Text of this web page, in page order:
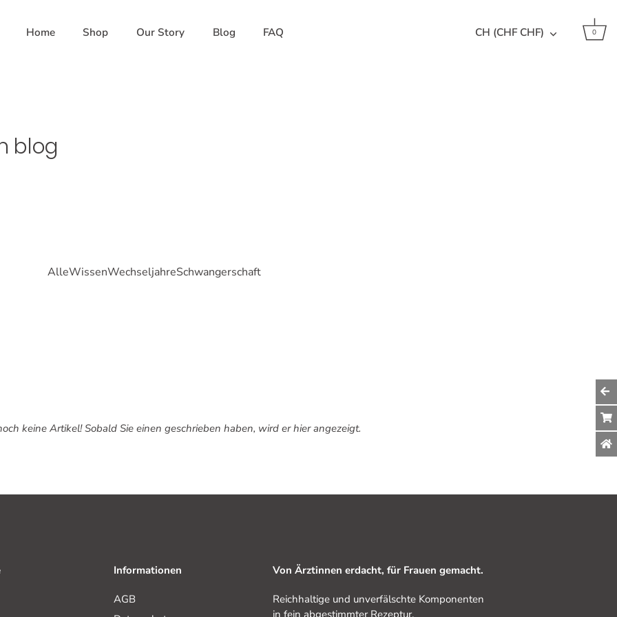
Home Shop Our Story Blog FAQ Währung
CH (CHF CHF) 0
blog
AlleWissenWechseljahreSchwangerschaft
keine Artikel! Sobald Sie einen geschrieben haben, wird er hier angezeigt.
Informationen
AGB
Von Ärztinnen erdacht, für Frauen gemacht.
Reichhaltige und unverfälschte Komponenten
in fein abgestimmter Rezeptur.